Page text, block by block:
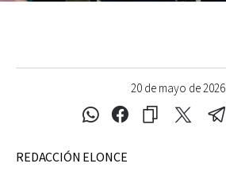
20 de mayo de 2026
REDACCIÓN ELONCE